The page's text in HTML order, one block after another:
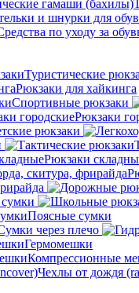
Туристические
Рюкзаки для хайкинга
Спортивные рюкзаки
Рюкзаки
рюкзаки
Рюкзаки
Поясные сумки
через плечо
Гермомешки
Компрессионные
Чехлы от дождя